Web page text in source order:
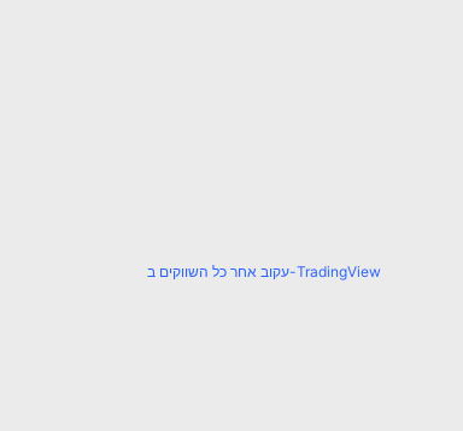
עקוב אחר כל השווקים ב-TradingView